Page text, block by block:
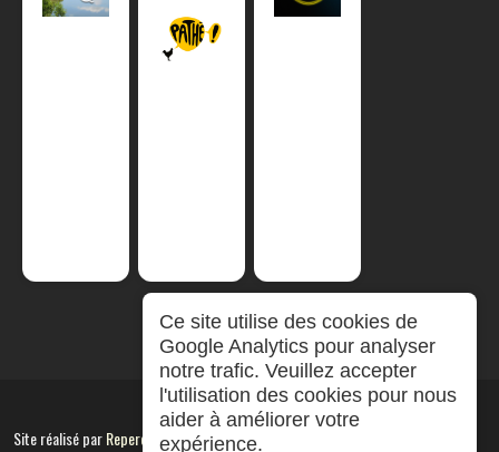
Site réalisé parRepereCom
Ce site utilise des cookies de
Google Analytics pour analyser
notre trafic. Veuillez accepter
l'utilisation des cookies pour nous
aider à améliorer votre
expérience.